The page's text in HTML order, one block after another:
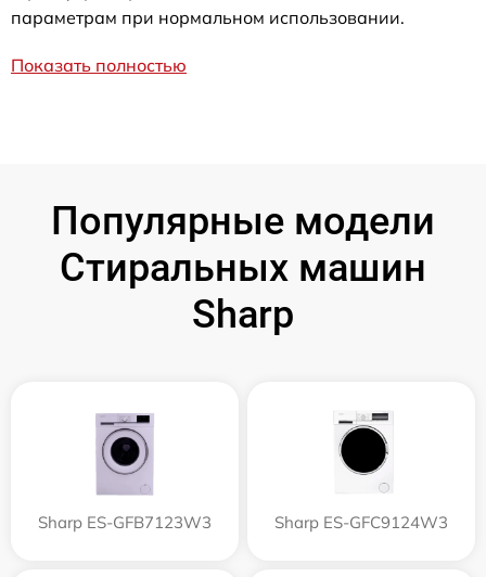
параметрам при нормальном использовании.
Показать полностью
Популярные модели
Стиральных машин
Sharp
Sharp ES-GFB7123W3 Sharp ES-GFC9124W3